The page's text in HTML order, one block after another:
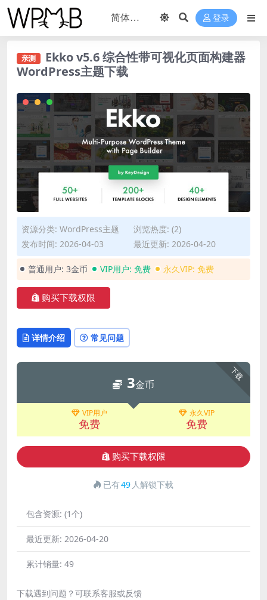
登录
亲测
Ekko v5.6 综合性带可视化页面构建器
WordPress主题下载
资源分类: WordPress主题
浏览热度: (2)
发布时间: 2026-04-03
最近更新: 2026-04-20
普通用户: 3金币 VIP用户: 免费 永久VIP: 免费
购买下载权限
详情介绍 常见问题
下载
3金币
VIP用户
免费
永久VIP
免费
购买下载权限
已有49 人解锁下载
包含资源: (1个)
最近更新: 2026-04-20
累计销量: 49
下载遇到问题？可联系客服或反馈